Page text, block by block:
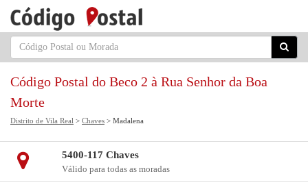
Código Postal do Beco 2 à Rua Senhor da Boa
Morte
Distrito de Vila Real > Chaves > Madalena
5400-117 Chaves
Válido para todas as moradas